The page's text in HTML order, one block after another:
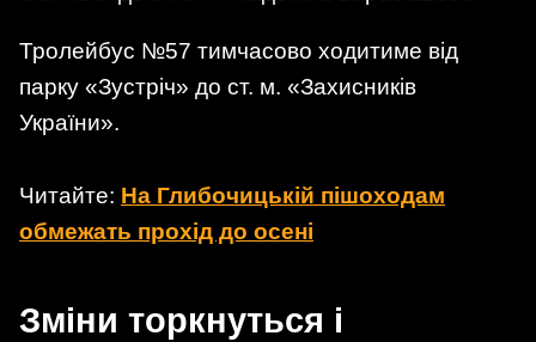
Тролейбус №57 тимчасово ходитиме від
парку «Зустріч» до ст. м. «Захисників
України».
Читайте: На Глибочицькій пішоходам
обмежать прохід до осені
Зміни торкнуться і